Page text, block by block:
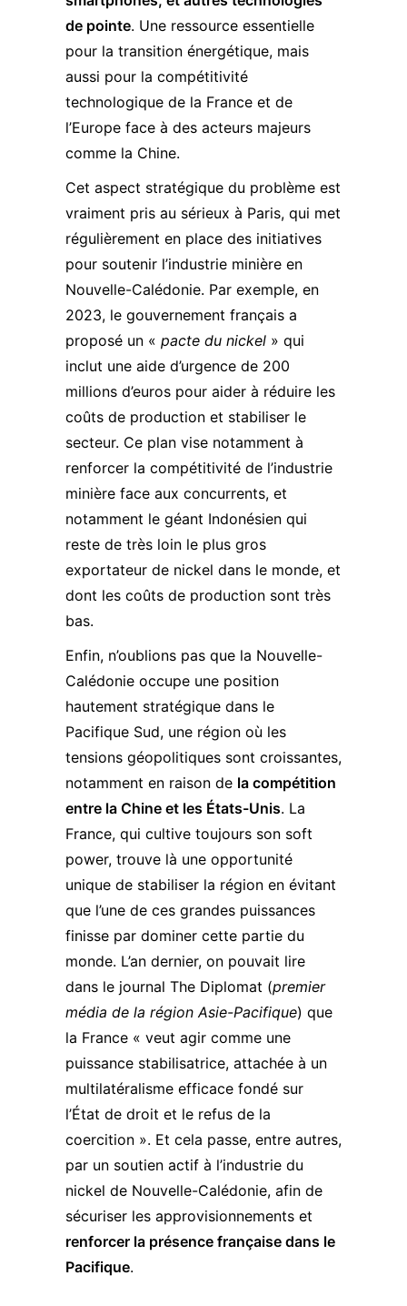
de pointe. Une ressource essentielle
pour la transition énergétique, mais
aussi pour la compétitivité
technologique de la France et de
l’Europe face à des acteurs majeurs
comme la Chine.
Cet aspect stratégique du problème est
vraiment pris au sérieux à Paris, qui met
régulièrement en place des initiatives
pour soutenir l’industrie minière en
Nouvelle-Calédonie. Par exemple, en
2023, le gouvernement français a
proposé un « pacte du nickel » qui
inclut une aide d’urgence de 200
millions d’euros pour aider à réduire les
coûts de production et stabiliser le
secteur​​. Ce plan vise notamment à
renforcer la compétitivité de l’industrie
minière face aux concurrents, et
notamment le géant Indonésien qui
reste de très loin le plus gros
exportateur de nickel dans le monde, et
dont les coûts de production sont très
bas.
Enfin, n’oublions pas que la Nouvelle-
Calédonie occupe une position
hautement stratégique dans le
Pacifique Sud, une région où les
tensions géopolitiques sont croissantes,
notamment en raison de la compétition
entre la Chine et les États-Unis. La
France, qui cultive toujours son soft
power, trouve là une opportunité
unique de stabiliser la région en évitant
que l’une de ces grandes puissances
finisse par dominer cette partie du
monde. L’an dernier, on pouvait lire
dans le journal The Diplomat (premier
média de la région Asie-Pacifique) que
la France « veut agir comme une
puissance stabilisatrice, attachée à un
multilatéralisme efficace fondé sur
l’État de droit et le refus de la
coercition ». Et cela passe, entre autres,
par un soutien actif à l’industrie du
nickel de Nouvelle-Calédonie, afin de
sécuriser les approvisionnements et
renforcer la présence française dans le
Pacifique​.